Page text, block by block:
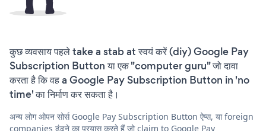
कुछ व्यवसाय पहले take a stab at स्वयं करें (diy) Google Pay
Subscription Button या एक "computer guru" जो दावा
करता है कि वह a Google Pay Subscription Button in 'no
time' का निर्माण कर सकता है।
अन्य लोग ओपन सोर्स Google Pay Subscription Button ऐप्स, या foreign
companies ढूंढने का प्रयास करते हैं जो claim to Google Pay